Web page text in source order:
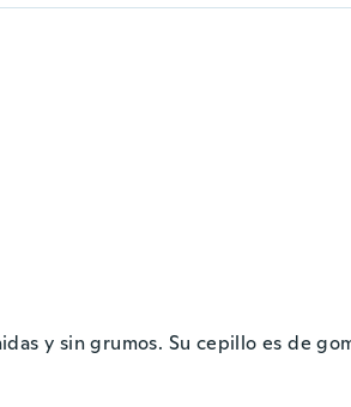
y sin grumos. Su cepillo es de